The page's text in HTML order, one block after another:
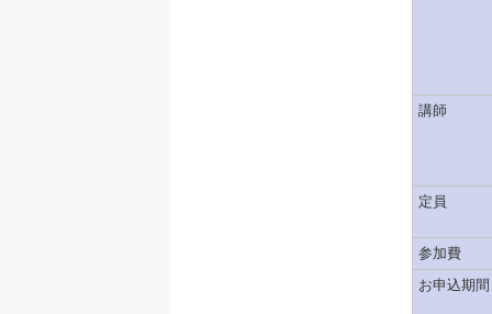
講師
定員
参加費
お申込期間